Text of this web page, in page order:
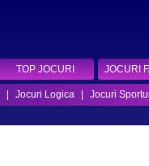
TOP JOCURI JOCURI
Jocuri Logica
Jocuri